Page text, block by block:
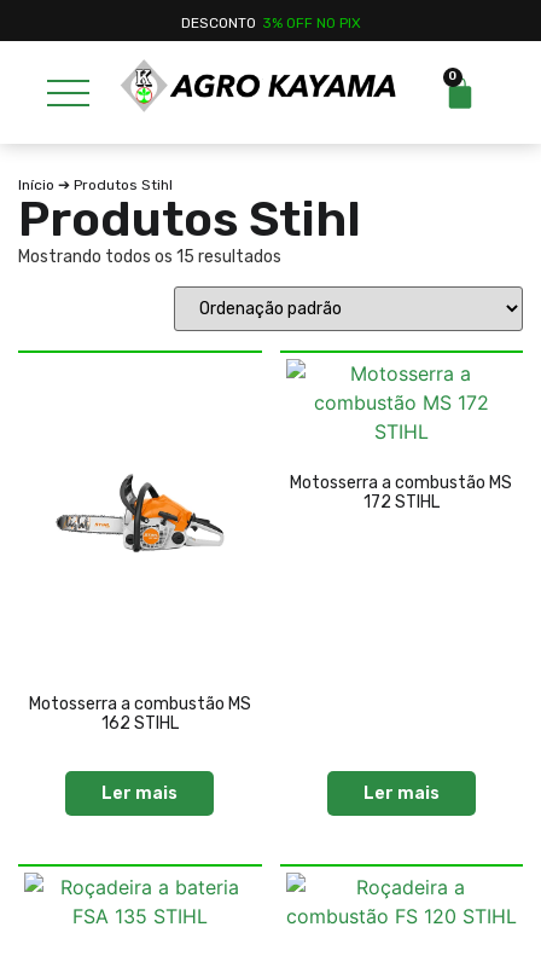
DESCONTO 3% OFF NO PIX
0
Início ➔ Produtos Stihl
Produtos Stihl
Mostrando todos os 15 resultados
Motosserra a combustão MS
162 STIHL
Ler mais
Motosserra a combustão MS
172 STIHL
Ler mais